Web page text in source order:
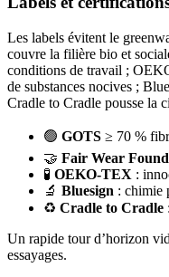
Les labels évitent le
couvre la filière bio et
conditions de travail ;
de substances nocives ;
Cradle to Cradle pousse la
🟢 GOTS ≥ 70 %
🤝 Fair Wear
🧪 OEKO-TEX :
🔬 Bluesign : chimie
♻️ Cradle to Cradle
Un rapide tour d’horizon
essayages.